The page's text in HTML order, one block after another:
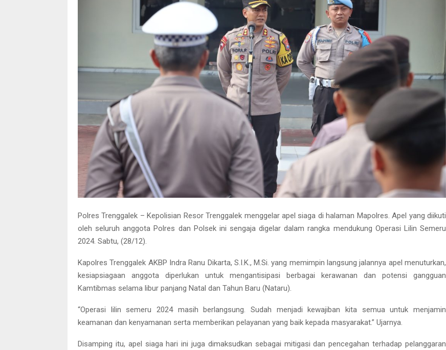
Polres Trenggalek – Kepolisian Resor Trenggalek menggelar apel siaga di halaman Mapolres. Apel yang diikuti
oleh seluruh anggota Polres dan Polsek ini sengaja digelar dalam rangka mendukung Operasi Lilin Semeru
2024. Sabtu, (28/12).
Kapolres Trenggalek AKBP Indra Ranu Dikarta, S.I.K., M.Si. yang memimpin langsung jalannya apel menuturkan,
kesiapsiagaan anggota diperlukan untuk mengantisipasi berbagai kerawanan dan potensi gangguan
Kamtibmas selama libur panjang Natal dan Tahun Baru (Nataru).
“Operasi lilin semeru 2024 masih berlangsung. Sudah menjadi kewajiban kita semua untuk menjamin
keamanan dan kenyamanan serta memberikan pelayanan yang baik kepada masyarakat.” Ujarnya.
Disamping itu, apel siaga hari ini juga dimaksudkan sebagai mitigasi dan pencegahan terhadap pelanggaran